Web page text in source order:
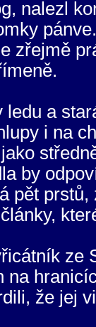
nalezl
zřejmě
ledu a
i na
by
pět
ze
na
že jej